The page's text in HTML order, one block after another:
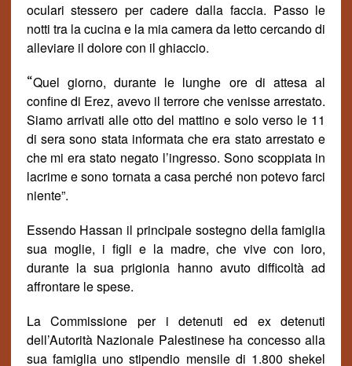
oculari stessero per cadere dalla faccia. Passo le
notti tra la cucina e la mia camera da letto cercando di
alleviare il dolore con il ghiaccio.
“Quel giorno, durante le lunghe ore di attesa al
confine di Erez, avevo il terrore che venisse arrestato.
Siamo arrivati alle otto del mattino e solo verso le 11
di sera sono stata informata che era stato arrestato e
che mi era stato negato l’ingresso. Sono scoppiata in
lacrime e sono tornata a casa perché non potevo farci
niente”.
Essendo Hassan il principale sostegno della famiglia
sua moglie, i figli e la madre, che vive con loro,
durante la sua prigionia hanno avuto difficoltàad
affrontare le spese.
La Commissione per i detenuti ed ex detenuti
dell’Autorità Nazionale Palestinese ha concesso alla
sua famiglia uno stipendio mensile di 1.800 shekel